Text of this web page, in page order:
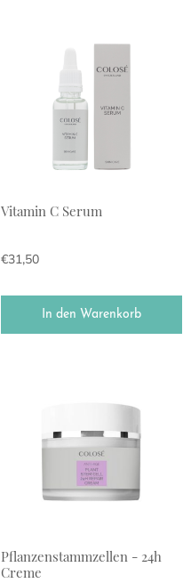
Vitamin C Serum
€31,50
In den Warenkorb
Pflanzenstammzellen - 24h
Creme